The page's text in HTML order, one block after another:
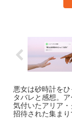
悪女は砂時計を
タバレと感想。
気付いたアリア
招待された集ま